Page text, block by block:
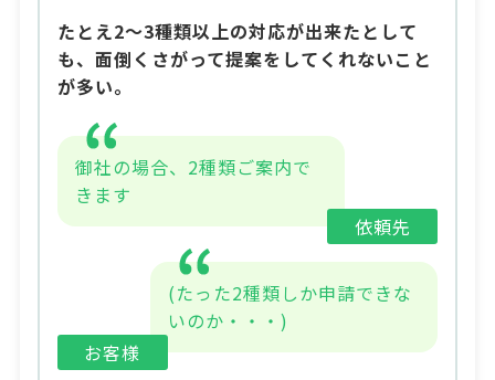
たとえ2～3種類以上の対応が出来たとして
も、面倒くさがって提案をしてくれないこと
が多い。
依頼先
御社の場合、2種類ご案内で
きます
お客様
(たった2種類しか申請できな
いのか・・・)